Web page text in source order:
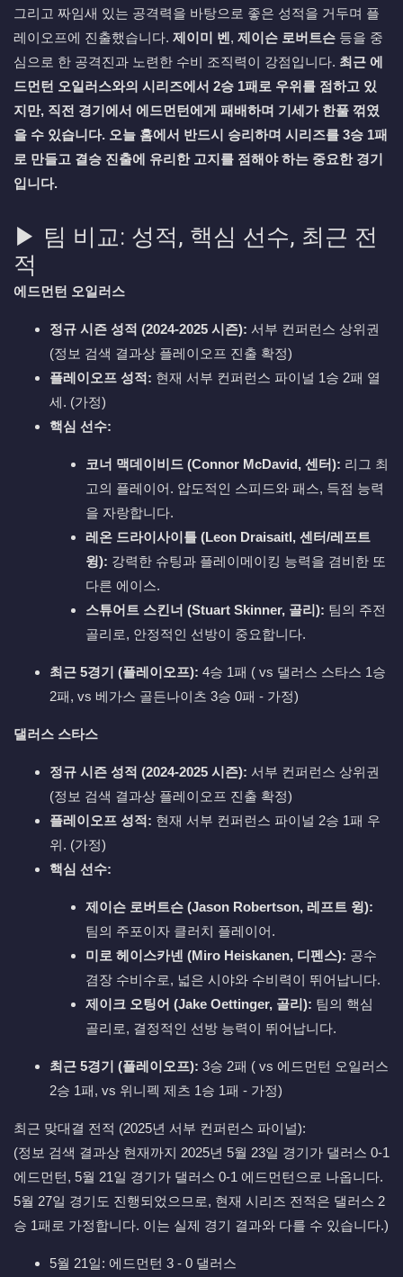
그리고 짜임새 있는 공격력을 바탕으로 좋은 성적을 거두며 플
레이오프에 진출했습니다. 제이미 벤, 제이슨 로버트슨 등을 중
심으로 한 공격진과 노련한 수비 조직력이 강점입니다. 최근 에
드먼턴 오일러스와의 시리즈에서 2승 1패로 우위를 점하고 있
지만, 직전 경기에서 에드먼턴에게 패배하며 기세가 한풀 꺾였
을 수 있습니다. 오늘 홈에서 반드시 승리하며 시리즈를 3승 1패
로 만들고 결승 진출에 유리한 고지를 점해야 하는 중요한 경기
입니다.
▶ 팀 비교: 성적, 핵심 선수, 최근 전
적
에드먼턴 오일러스
정규 시즌 성적 (2024-2025 시즌): 서부 컨퍼런스 상위권
(정보 검색 결과상 플레이오프 진출 확정)
플레이오프 성적: 현재 서부 컨퍼런스 파이널 1승 2패 열
세. (가정)
핵심 선수:
코너 맥데이비드 (Connor McDavid, 센터): 리그 최
고의 플레이어. 압도적인 스피드와 패스, 득점 능력
을 자랑합니다.
레온 드라이사이틀 (Leon Draisaitl, 센터/레프트
윙): 강력한 슈팅과 플레이메이킹 능력을 겸비한 또
다른 에이스.
스튜어트 스킨너 (Stuart Skinner, 골리): 팀의 주전
골리로, 안정적인 선방이 중요합니다.
최근 5경기 (플레이오프): 4승 1패 ( vs 댈러스 스타스 1승
2패, vs 베가스 골든나이츠 3승 0패 - 가정)
댈러스 스타스
정규 시즌 성적 (2024-2025 시즌): 서부 컨퍼런스 상위권
(정보 검색 결과상 플레이오프 진출 확정)
플레이오프 성적: 현재 서부 컨퍼런스 파이널 2승 1패 우
위. (가정)
핵심 선수:
제이슨 로버트슨 (Jason Robertson, 레프트 윙):
팀의 주포이자 클러치 플레이어.
미로 헤이스카넨 (Miro Heiskanen, 디펜스): 공수
겸장 수비수로, 넓은 시야와 수비력이 뛰어납니다.
제이크 오팅어 (Jake Oettinger, 골리): 팀의 핵심
골리로, 결정적인 선방 능력이 뛰어납니다.
최근 5경기 (플레이오프): 3승 2패 ( vs 에드먼턴 오일러스
2승 1패, vs 위니펙 제츠 1승 1패 - 가정)
최근 맞대결 전적 (2025년 서부 컨퍼런스 파이널):
(정보 검색 결과상 현재까지 2025년 5월 23일 경기가 댈러스 0-1
에드먼턴, 5월 21일 경기가 댈러스 0-1 에드먼턴으로 나옵니다.
5월 27일 경기도 진행되었으므로, 현재 시리즈 전적은 댈러스 2
승 1패로 가정합니다. 이는 실제 경기 결과와 다를 수 있습니다.)
5월 21일: 에드먼턴 3 - 0 댈러스